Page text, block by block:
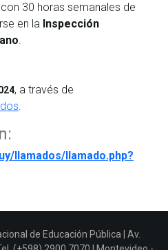
con 30 horas semanales de
en la Inspección
.
, a través de
.
llamados/llamado.php?
de Educación Pública | Av.